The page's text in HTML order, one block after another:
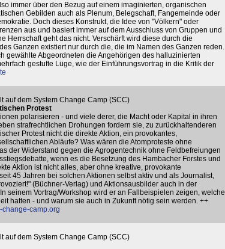
immer über den Bezug auf einem imaginierten, organischen
Gebilden auch als Plenum, Belegschaft, Fangemeinde oder
Doch dieses Konstrukt, die Idee von "Völkern" oder
aus und basiert immer auf dem Ausschluss von Gruppen und
Herrschaft geht das nicht. Verschärft wird diese durch die
Ganzen existiert nur durch die, die im Namen des Ganzen reden.
gewählte Abgeordneten die Angehörigen des halluzinierten
gestufte Lüge, wie der Einführungsvortrag in die Kritik der
auf dem System Change Camp (SCC)
Protest
polarisieren - und viele derer, die Macht oder Kapital in ihren
strafrechtlichen Drohungen fordern sie, zu zurückhaltenderen
Protest nicht die direkte Aktion, ein provokantes,
Abläufe? Was wären die Atomproteste ohne
der Widerstand gegen die Agrogentechnik ohne Feldbefreiungen
wenn es die Besetzung des Hambacher Forstes und
Aktion ist nicht alles, aber ohne kreative, provokante
45 Jahren bei solchen Aktionen selbst aktiv und als Journalist,
(Büchner-Verlag) und Aktionsausbilder auch in der
seinem Vortrag/Workshop wird er an Fallbeispielen zeigen, welche
hatten - und warum sie auch in Zukunft nötig sein werden. ++
change-camp.org
auf dem System Change Camp (SCC)